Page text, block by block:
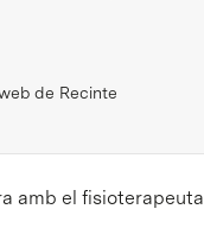
de Recinte
amb el fisioterapeuta